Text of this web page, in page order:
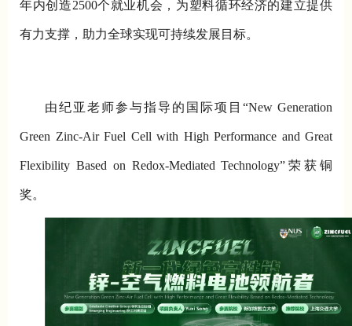
年内创造2500个就业机会，为塑料循环经济的建立提供
有力支撑，助力全球实现可持续发展目标。
由纪亚老师参与指导的国际项目“New Generation
Green Zinc-Air Fuel Cell with High Performance and Great
Flexibility Based on Redox-Mediated Technology”荣获铜
奖。